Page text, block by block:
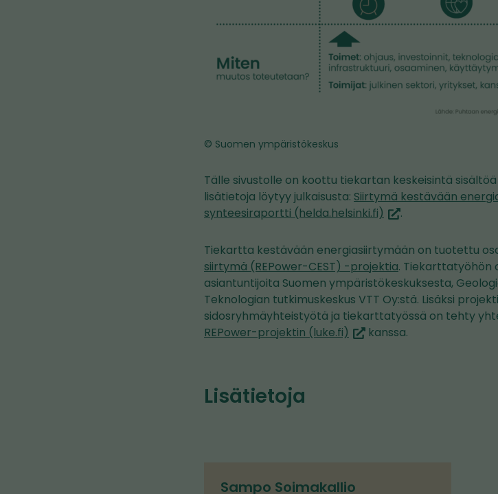
© Suomen ympäristökeskus
Tälle sivustolle on koottu tiekartan keskeisintä
lisätietoja löytyy julkaisusta: Siirtymä kestävään
synteesiraportti (helda.helsinki.fi) (siirryt
palveluun)
.
Tiekartta kestävään energiasiirtymään on tuotettu
siirtymä (REPower-CEST) -projektia. Tiekarttatyöhön
asiantuntijoita Suomen ympäristökeskuksesta,
Teknologian tutkimuskeskus VTT Oy:stä. Lisäksi
sidosryhmäyhteistyötä ja tiekarttatyössä on tehty
REPower-projektin (luke.fi) (siirryt
kanssa.
Lisätietoja
Sampo Soimakallio